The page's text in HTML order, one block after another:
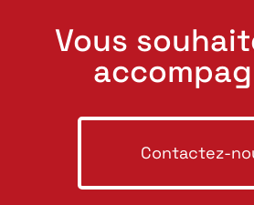
Vous
Contactez-